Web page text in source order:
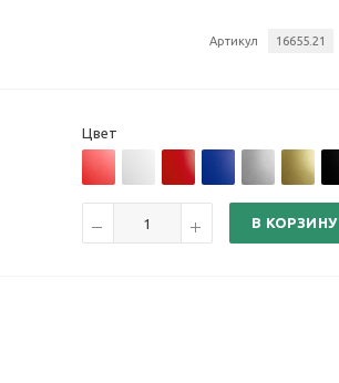
Артикул 16655.21
Цвет
В КОРЗИНУ